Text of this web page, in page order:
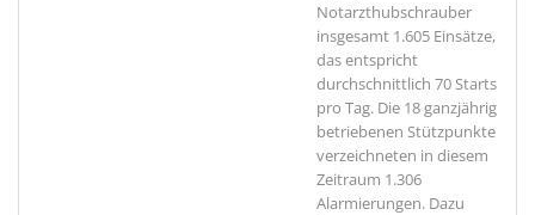
Notarzthubschrauber
insgesamt 1.605 Einsätze,
das entspricht
durchschnittlich 70 Starts
pro Tag. Die 18 ganzjährig
betriebenen Stützpunkte
verzeichneten in diesem
Zeitraum 1.306
Alarmierungen. Dazu